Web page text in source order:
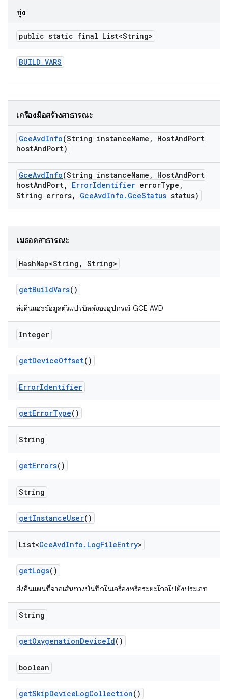
ทุ่ง
public static final List<String>
BUILD_VARS
เครื่องมือสร้างสาธารณะ
GceAvdInfo(String instanceName , HostAndPort
hostAndPort)
GceAvdInfo(String instanceName , HostAndPort
hostAndPort, ErrorIdentifier errorType ,
String errors, GceAvdInfo . GceStatus status)
เมธอดสาธารณะ
HashMap<String , String>
getBuildVars()
ส่งคืนแฮชข้อมูลตัวแปรบิลด์ของอุปกรณ์ GCE AVD
Integer
getDeviceOffset()
ErrorIdentifier
getErrorType()
String
getErrors()
String
getInstanceUser()
List<GceAvdInfo . LogFileEntry>
getLogs()
ส่งคืนแผนที่จากเส้นทางบันทึกในเครื่องหรือระยะไกลไปยังประเภท
String
getOxygenationDeviceId()
boolean
getSkipDeviceLogCollection()